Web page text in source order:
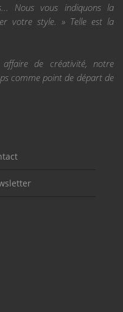
Nous vous indiquons la
votre style. » Telle est la
de créativité, notre
comme point de départ de